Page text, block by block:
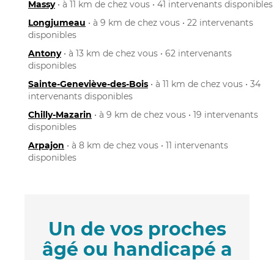
Massy• à 11 km de chez vous • 41 intervenants disponibles
Longjumeau • à 9 km de chez vous • 22 intervenants
disponibles
Antony• à 13 km de chez vous • 62 intervenants
disponibles
Sainte-Geneviève-des-Bois • à 11 km de chez vous • 34
intervenants disponibles
Chilly-Mazarin • à 9 km de chez vous • 19 intervenants
disponibles
Arpajon • à 8 km de chez vous • 11 intervenants
disponibles
Un de vos proches
âgé ou handicapé a